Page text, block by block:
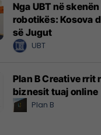
Nga UBT në
robotikës: Kosova
së Jugut
UBT
Plan B Creative rrit
biznesit tuaj online
Plan B